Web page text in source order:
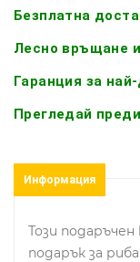
Безплатна
Лесно връщане
Гаранция за
Прегледай
Информация
Този
подарък за